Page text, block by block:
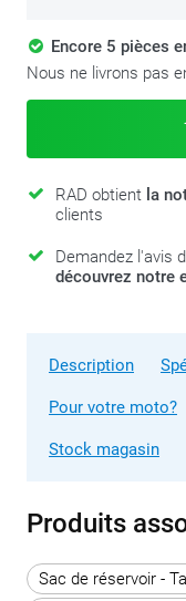
Encore 5 pièces
Nous ne livrons pas
RAD obtient la
clients
Demandez l'avis
découvrez notre
Description
Pour votre moto?
Stock magasin
Produits
Sac de réservoir -